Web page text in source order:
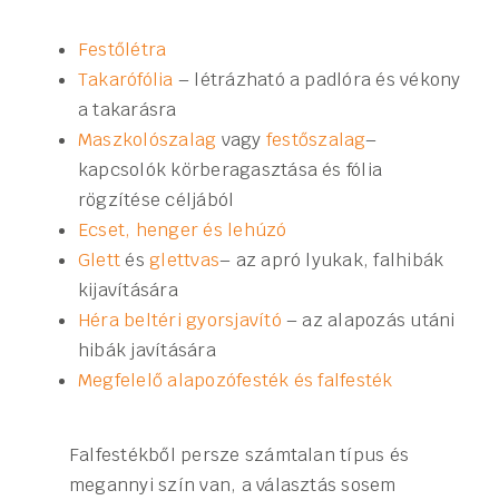
Festőlétra
Takarófólia – létrázható a padlóra és vékony
a takarásra
Maszkolószalag vagy festőszalag–
kapcsolók körberagasztása és fólia
rögzítése céljából
Ecset, henger és lehúzó
Glett és glettvas– az apró lyukak, falhibák
kijavítására
Héra beltéri gyorsjavító – az alapozás utáni
hibák javítására
Megfelelő alapozófesték és falfesték
Falfestékből persze számtalan típus és
megannyi szín van, a választás sosem